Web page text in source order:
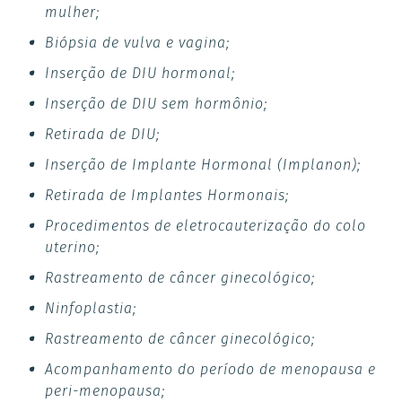
mulher;
Biópsia de vulva e vagina;
Inserção de DIU hormonal;
Inserção de DIU sem hormônio;
Retirada de DIU;
Inserção de Implante Hormonal (Implanon);
Retirada de Implantes Hormonais;
Procedimentos de eletrocauterização do colo
uterino;
Rastreamento de câncer ginecológico;
Ninfoplastia;
Rastreamento de câncer ginecológico;
Acompanhamento do período de menopausa e
peri-menopausa;